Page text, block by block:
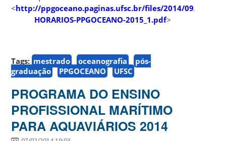
<http://ppgoceano.paginas.ufsc.br/files/2014/09/
HORARIOS-PPGOCEANO-2015_1.pdf>
Tags: mestrado oceanografia
pós-
graduação
PPGOCEANO UFSC
PROGRAMA DO ENSINO
PROFISSIONAL MARÍTIMO
PARA AQUAVIÁRIOS 2014